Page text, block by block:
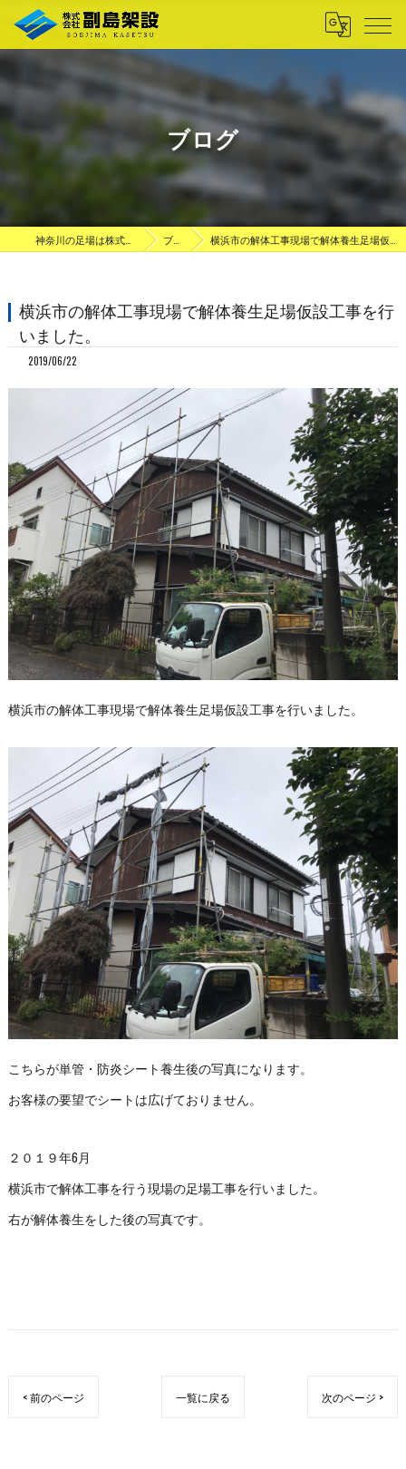
ブログ
神奈川の足場は株式会社副島架設 ブログ 横浜市の解体工事現場で解体養生足場仮設工事を行いました。
横浜市の解体工事現場で解体養生足場仮設工事を行
いました。
2019/06/22
横浜市の解体工事現場で解体養生足場仮設工事を行いました。
こちらが単管・防炎シート養生後の写真になります。
お客様の要望でシートは広げておりません。
２０１９年6月
横浜市で解体工事を行う現場の足場工事を行いました。
右が解体養生をした後の写真です。
< 前のページ 一覧に戻る 次のページ >